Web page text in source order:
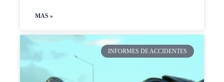
MAS »
INFORMES DE ACCIDENTES